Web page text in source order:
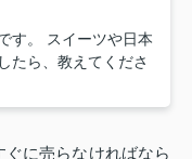
す。 スイーツや日本
たら、教えてくださ
に売らなければなら